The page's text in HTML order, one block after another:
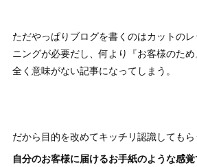
ただやっぱりブログを書くのはカットの
ニングが必要だし、何より『お客様のた
全く意味がない記事になってしまう。
だから目的を改めてキッチリ認識してもら
自分のお客様に届けるお手紙のような感